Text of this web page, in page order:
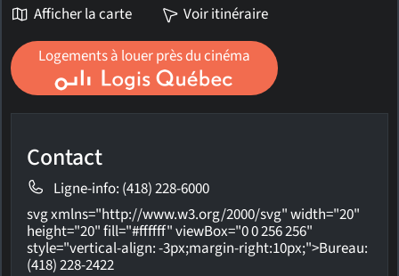
Afficher la carte
Voir itinéraire
Logements à louer près du cinéma
Contact
Ligne-info: (418) 228-6000
svg xmlns="http://www.w3.org/2000/svg" width="20"
height="20" fill="#ffffff" viewBox="0 0 256 256"
style="vertical-align: -3px;margin-right:10px;">Bureau:
(418) 228-2422